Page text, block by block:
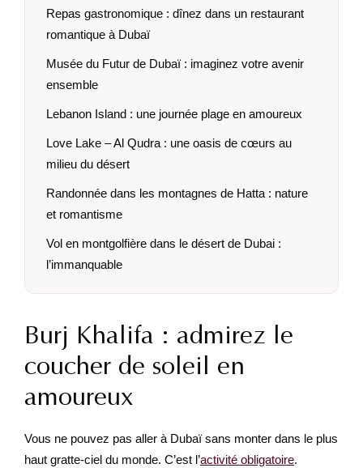
Repas gastronomique : dînez dans un restaurant
romantique à Dubaï
Musée du Futur de Dubaï : imaginez votre avenir
ensemble
Lebanon Island : une journée plage en amoureux
Love Lake – Al Qudra : une oasis de cœurs au
milieu du désert
Randonnée dans les montagnes de Hatta : nature
et romantisme
Vol en montgolfière dans le désert de Dubai :
l’immanquable
Burj Khalifa : admirez le
coucher de soleil en
amoureux
Vous ne pouvez pas aller à Dubaï sans monter dans le plus
haut gratte-ciel du monde. C’est l’activité obligatoire.